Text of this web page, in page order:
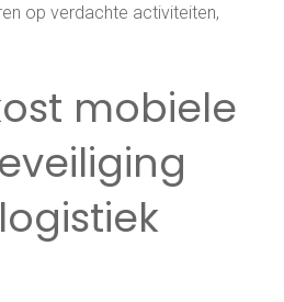
op verdachte activiteiten,
mobiele